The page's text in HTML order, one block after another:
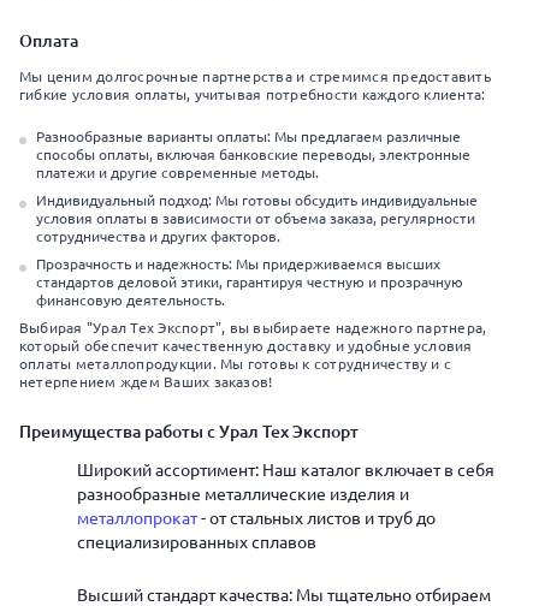
Оплата
Мы ценим долгосрочные партнерства и стремимся предоставить
гибкие условия оплаты, учитывая потребности каждого клиента:
Разнообразные варианты оплаты: Мы предлагаем различные
способы оплаты, включая банковские переводы, электронные
платежи и другие современные методы.
Индивидуальный подход: Мы готовы обсудить индивидуальные
условия оплаты в зависимости от объема заказа, регулярности
сотрудничества и других факторов.
Прозрачность и надежность: Мы придерживаемся высших
стандартов деловой этики, гарантируя честную и прозрачную
финансовую деятельность.
Выбирая "Урал Тех Экспорт", вы выбираете надежного партнера,
который обеспечит качественную доставку и удобные условия
оплаты металлопродукции. Мы готовы к сотрудничеству и с
нетерпением ждем Ваших заказов!
Преимущества работы с Урал Тех Экспорт
Широкий ассортимент: Наш каталог включает в себя
разнообразные металлические изделия и
металлопрокат- от стальных листов и труб до
специализированных сплавов
Высший стандарт качества: Мы тщательно отбираем